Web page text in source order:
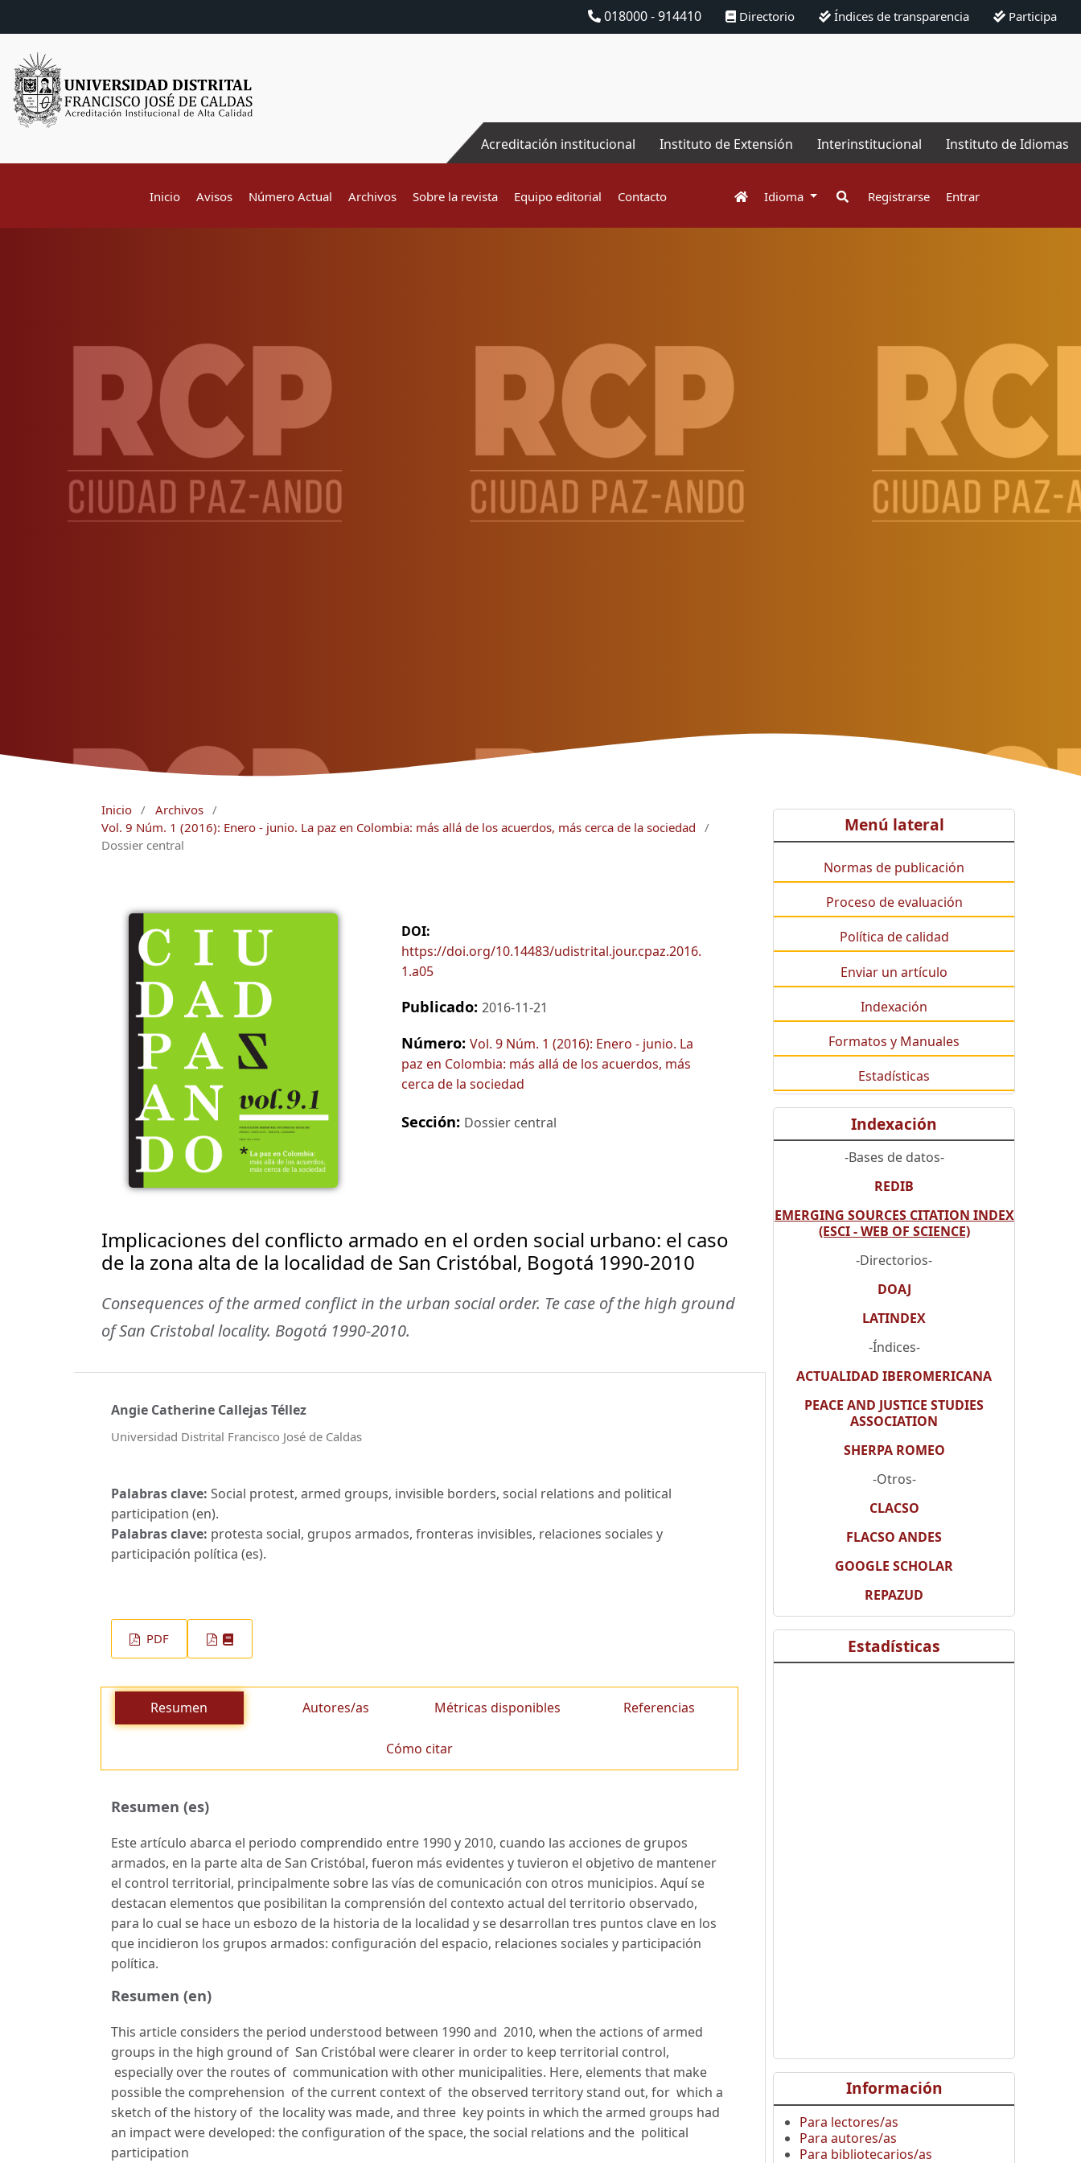
018000 - 914410 Directorio Índices de transparencia Participa
Acreditación institucional Instituto de Extensión Interinstitucional Instituto de Idiomas
Inicio Avisos Número Actual Archivos Sobre la revista Equipo editorial Contacto Idioma Registrarse Entrar
Inicio / Archivos /
Vol. 9 Núm. 1 (2016): Enero - junio. La paz en Colombia: más allá de los acuerdos, más cerca de la sociedad
/
Dossier central
DOI:
https://doi.org/10.14483/udistrital.jour.cpaz.2016.
1.a05
Publicado: 2016-11-21
Número: Vol. 9 Núm. 1 (2016): Enero - junio. La
paz en Colombia: más allá de los acuerdos, más
cerca de la sociedad
Sección: Dossier central
Implicaciones del conflicto armado en el orden social urbano: el caso
de la zona alta de la localidad de San Cristóbal, Bogotá 1990-2010
Consequences of the armed conﬂict in the urban social order. Te case of the high ground
of San Cristobal locality. Bogotá 1990-2010.
Angie Catherine Callejas Téllez
Universidad Distrital Francisco José de Caldas
Palabras clave: Social protest, armed groups, invisible borders, social relations and political
participation (en).
Palabras clave: protesta social, grupos armados, fronteras invisibles, relaciones sociales y
participación política (es).
PDF
Resumen Autores/as Métricas disponibles Referencias
Cómo citar
Resumen (es)
Este artículo abarca el periodo comprendido entre 1990 y 2010, cuando las acciones de grupos
armados, en la parte alta de San Cristóbal, fueron más evidentes y tuvieron el objetivo de mantener
el control territorial, principalmente sobre las vías de comunicación con otros municipios. Aquí se
destacan elementos que posibilitan la comprensión del contexto actual del territorio observado,
para lo cual se hace un esbozo de la historia de la localidad y se desarrollan tres puntos clave en los
que incidieron los grupos armados: configuración del espacio, relaciones sociales y participación
política.
Resumen (en)
This article considers the period understood between 1990 and 2010, when the actions of armed
groups in the high ground of San Cristóbal were clearer in order to keep territorial control,
especially over the routes of communication with other municipalities. Here, elements that make
possible the comprehension of the current context of the observed territory stand out, for which a
sketch of the history of the locality was made, and three key points in which the armed groups had
an impact were developed: the conﬁguration of the space, the social relations and the political
participation
Menú lateral
Normas de publicación
Proceso de evaluación
Política de calidad
Enviar un artículo
Indexación
Formatos y Manuales
Estadísticas
Indexación
-Bases de datos-
REDIB
EMERGING SOURCES CITATION INDEX
(ESCI - WEB OF SCIENCE)
-Directorios-
DOAJ
LATINDEX
-Índices-
ACTUALIDAD IBEROMERICANA
PEACE AND JUSTICE STUDIES
ASSOCIATION
SHERPA ROMEO
-Otros-
CLACSO
FLACSO ANDES
GOOGLE SCHOLAR
REPAZUD
Estadísticas
Información
Para lectores/as
Para autores/as
Para bibliotecarios/as